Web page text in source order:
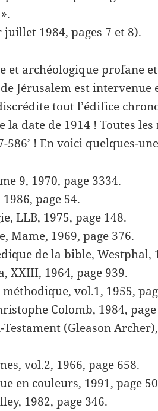
1984, pages 7 et 8).
et archéologique profane
Jérusalem est intervenue
tout l’édifice
la date de 1914 ! Toutes les
586’ ! En voici quelques-
9, 1970, page 3334.
page 54.
LLB, 1975, page 148.
Mame, 1969, page 376.
de la bible, Westphal,
XXIII, 1964, page 939.
vol.1, 1955,
Colomb, 1984, page
(Gleason
vol.2, 1966, page 658.
en couleurs, 1991, page
1982, page 346.